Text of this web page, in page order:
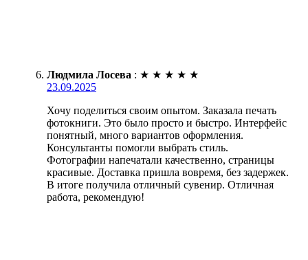
Людмила Лосева : ★ ★ ★ ★ ★
23.09.2025
Хочу поделиться своим опытом. Заказала печать
фотокниги. Это было просто и быстро. Интерфейс
понятный, много вариантов оформления.
Консультанты помогли выбрать стиль.
Фотографии напечатали качественно, страницы
красивые. Доставка пришла вовремя, без задержек.
В итоге получила отличный сувенир. Отличная
работа, рекомендую!